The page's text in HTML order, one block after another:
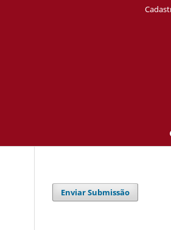
Enviar Submissão